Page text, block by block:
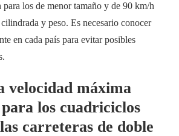
los de menor tamaño y de 90 km/h
y peso. Es necesario conocer
en cada país para evitar posibles
velocidad máxima
los cuadriciclos
carreteras de doble